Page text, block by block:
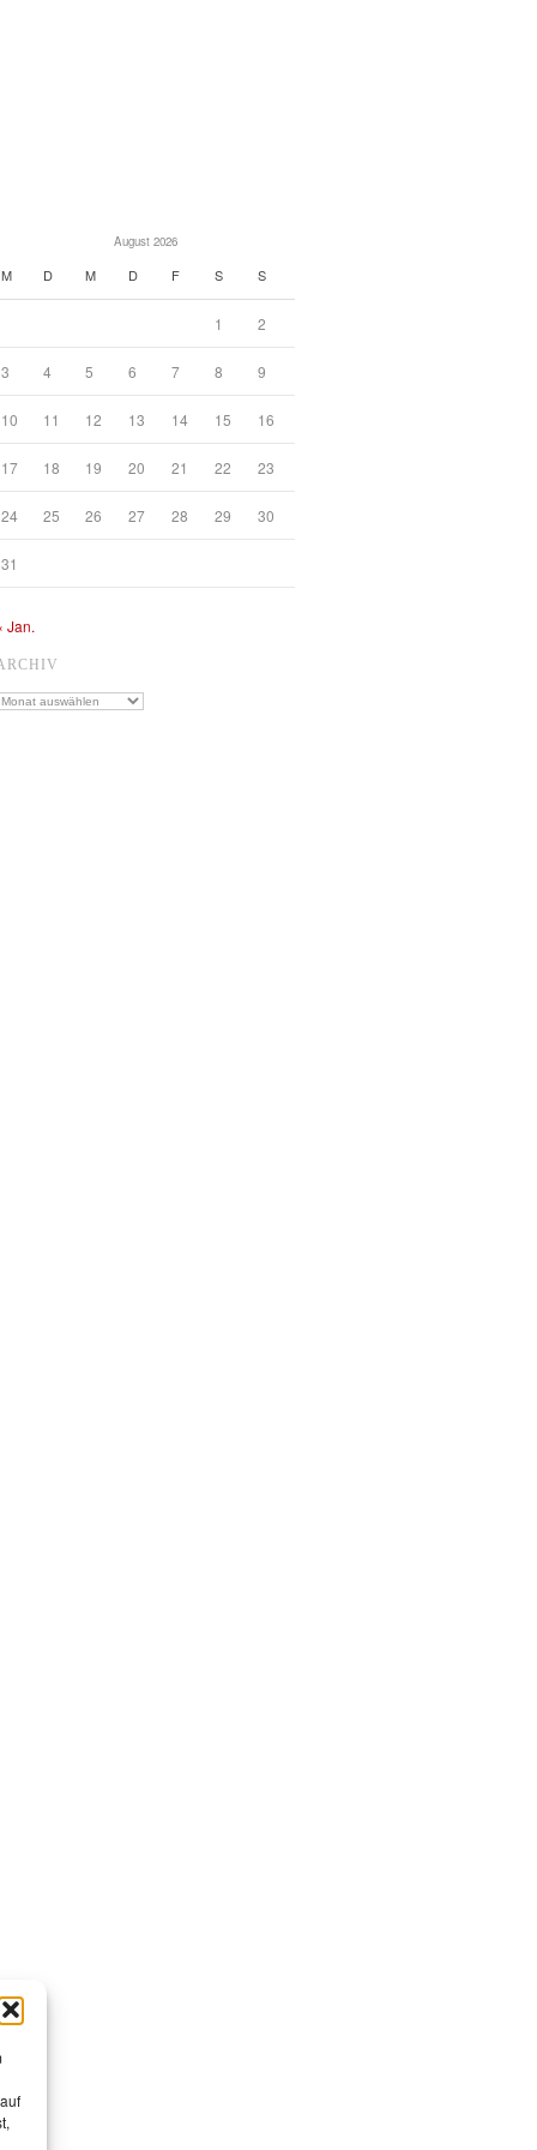
August 2026
M D M D F S S
1 2
3 4 5 6 7 8 9
10 11 12 13 14 15 16
17 18 19 20 21 22 23
24 25 26 27 28 29 30
31
Jan.